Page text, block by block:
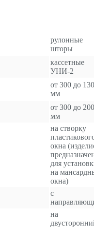
рулонные
шторы
кассетные
УНИ-2
от 300 до
мм
от 300 до
мм
на створку
окна
для
на
окна)
с
на